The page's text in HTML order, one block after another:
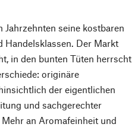
seine kostbaren
Handelsklassen. Der Markt
in den bunten Tüten herrscht
originäre
der eigentlichen
und sachgerechter
Mehr an Aromafeinheit und